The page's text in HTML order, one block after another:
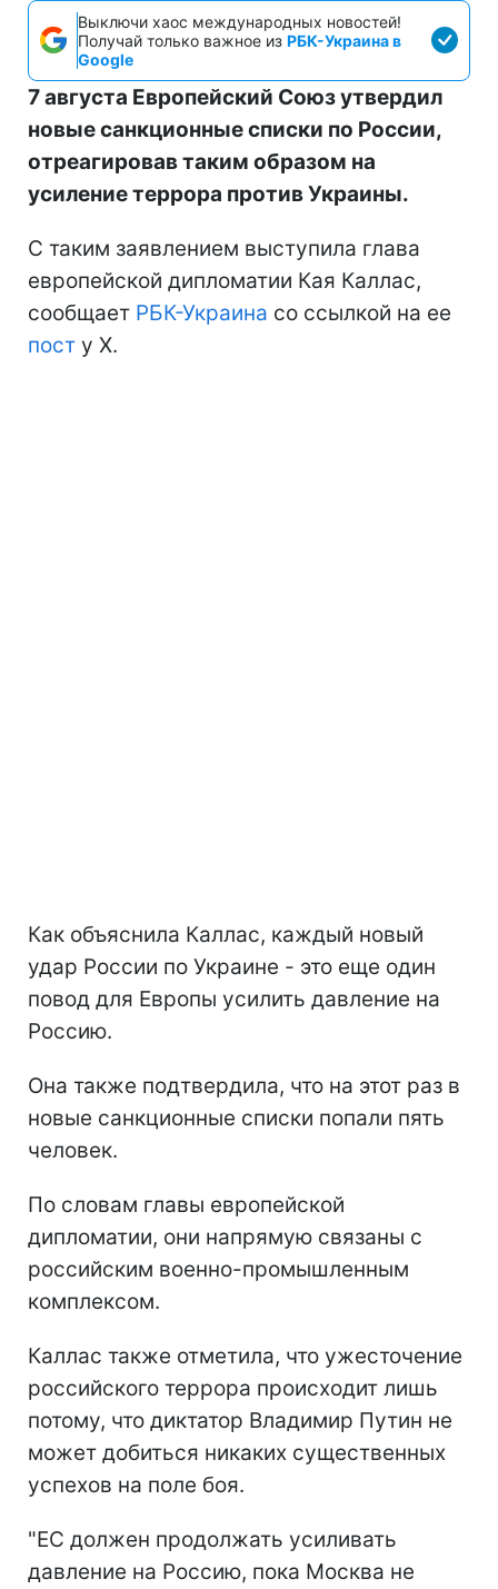
Выключи хаос международных новостей!
Получай только важное из РБК-Украина в
Google
7 августа Европейский Союз утвердил
новые санкционные списки по России,
отреагировав таким образом на
усиление террора против Украины.
С таким заявлением выступила глава
европейской дипломатии Кая Каллас,
сообщает РБК-Украина со ссылкой на ее
пост у Х.
Как объяснила Каллас, каждый новый
удар России по Украине - это еще один
повод для Европы усилить давление на
Россию.
Она также подтвердила, что на этот раз в
новые санкционные списки попали пять
человек.
По словам главы европейской
дипломатии, они напрямую связаны с
российским военно-промышленным
комплексом.
Каллас также отметила, что ужесточение
российского террора происходит лишь
потому, что диктатор Владимир Путин не
может добиться никаких существенных
успехов на поле боя.
"ЕС должен продолжать усиливать
давление на Россию, пока Москва не